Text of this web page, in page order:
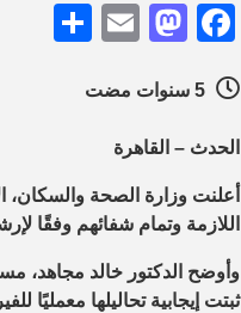
Facebook
Email
الحدث – القاهرة
اللازمة وتمام شفائهم وفقًا
ثبتت إيجابية تحاليلها